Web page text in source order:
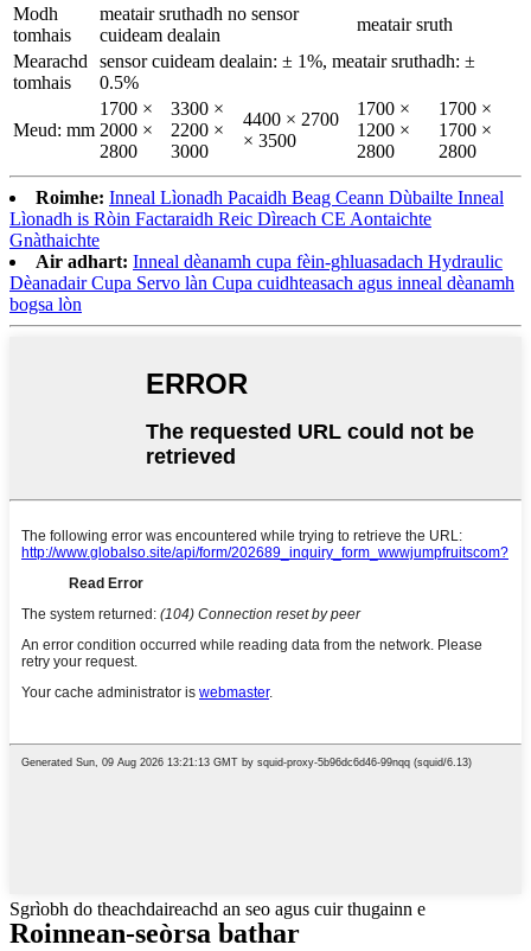
Modh
tomhais
meatair sruthadh no sensor
cuideam dealain
meatair sruth
Mearachd
tomhais
sensor cuideam dealain: ± 1%, meatair sruthadh: ±
0.5%
Meud: mm
1700 ×
2000 ×
2800
3300 ×
2200 ×
3000
4400 × 2700
× 3500
1700 ×
1200 ×
2800
1700 ×
1700 ×
2800
Roimhe: Inneal Lìonadh Pacaidh Beag Ceann Dùbailte Inneal
Lìonadh is Ròin Factaraidh Reic Dìreach CE Aontaichte
Gnàthaichte
Air adhart: Inneal dèanamh cupa fèin-ghluasadach Hydraulic
Dèanadair Cupa Servo làn Cupa cuidhteasach agus inneal dèanamh
bogsa lòn
Sgrìobh do theachdaireachd an seo agus cuir thugainn e
Roinnean-seòrsa bathar